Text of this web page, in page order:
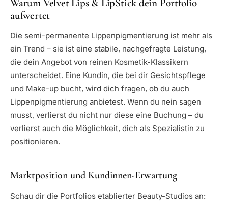
Warum Velvet Lips & LipStick dein Portfolio
aufwertet
Die semi-permanente Lippenpigmentierung ist mehr als
ein Trend – sie ist eine stabile, nachgefragte Leistung,
die dein Angebot von reinen Kosmetik-Klassikern
unterscheidet. Eine Kundin, die bei dir Gesichtspflege
und Make-up bucht, wird dich fragen, ob du auch
Lippenpigmentierung anbietest. Wenn du nein sagen
musst, verlierst du nicht nur diese eine Buchung – du
verlierst auch die Möglichkeit, dich als Spezialistin zu
positionieren.
Marktposition und Kundinnen-Erwartung
Schau dir die Portfolios etablierter Beauty-Studios an: